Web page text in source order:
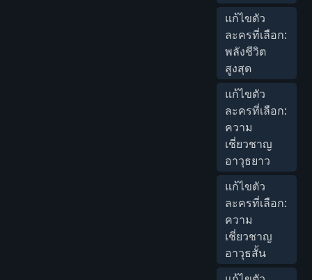
แก้ไขตัว
ละครที่เลือก:
พลังชีวิต
สูงสุด
แก้ไขตัว
ละครที่เลือก:
ความ
เชี่ยวชาญ
อาวุธยาว
แก้ไขตัว
ละครที่เลือก:
ความ
เชี่ยวชาญ
อาวุธสั้น